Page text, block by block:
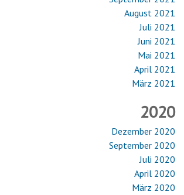
August 2021
Juli 2021
Juni 2021
Mai 2021
April 2021
März 2021
2020
Dezember 2020
September 2020
Juli 2020
April 2020
März 2020